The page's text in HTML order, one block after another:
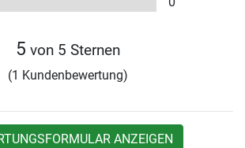
5 von 5 Sternen
(1 Kundenbewertung)
ANZEIGEN